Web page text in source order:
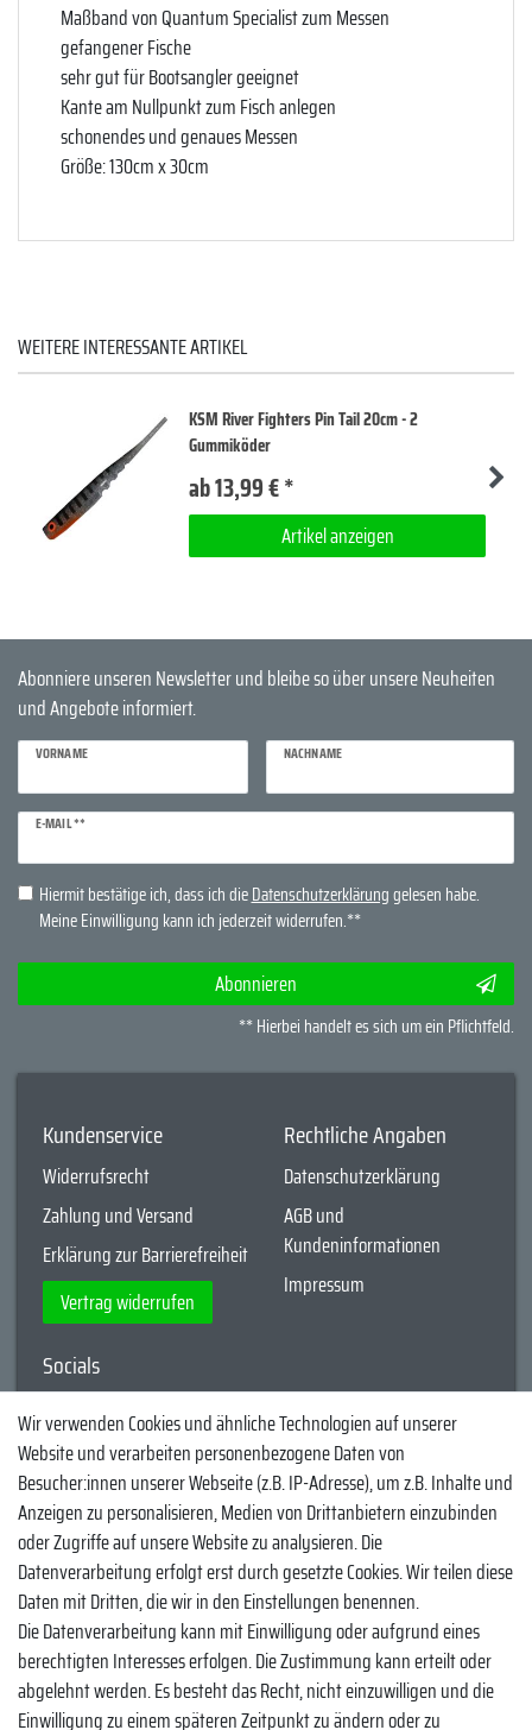
Maßband von Quantum Specialist zum Messen
gefangener Fische
sehr gut für Bootsangler geeignet
Kante am Nullpunkt zum Fisch anlegen
schonendes und genaues Messen
Größe: 130cm x 30cm
WEITERE INTERESSANTE ARTIKEL
KSM River Fighters Pin Tail 20cm - 2
Gummiköder
ab 13,99 € *
Artikel anzeigen
Abonniere unseren Newsletter und bleibe so über unsere Neuheiten
und Angebote informiert.
VORNAME NACHNAME
E-MAIL **
Newsletter
Honig
Hiermit bestätige ich, dass ich dieDaten­schutz­erklärunggelesen habe.
Meine Einwilligung kann ich jederzeit widerrufen.**
Abonnieren
** Hierbei handelt es sich um ein Pflichtfeld.
Kundenservice
Widerrufsrecht
Zahlung und Versand
Erklärung zur Barrierefreiheit
Vertrag widerrufen
Rechtliche Angaben
Datenschutzerklärung
AGB und
Kundeninformationen
Impressum
Socials
YouTube
Facebook
Instagram
TikTok
Zahlungsmethoden
Wir verwenden Cookies und ähnliche Technologien auf unserer
Website und verarbeiten personenbezogene Daten von
Besucher:innen unserer Webseite (z.B. IP-Adresse), um z.B. Inhalte und
Anzeigen zu personalisieren, Medien von Drittanbietern einzubinden
oder Zugriffe auf unsere Website zu analysieren. Die
Datenverarbeitung erfolgt erst durch gesetzte Cookies. Wir teilen diese
Daten mit Dritten, die wir in den Einstellungen benennen.
Die Datenverarbeitung kann mit Einwilligung oder aufgrund eines
berechtigten Interesses erfolgen. Die Zustimmung kann erteilt oder
abgelehnt werden. Es besteht das Recht, nicht einzuwilligen und die
Einwilligung zu einem späteren Zeitpunkt zu ändern oder zu